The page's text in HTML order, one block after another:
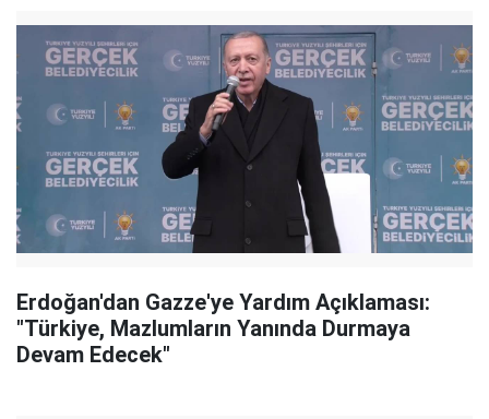
Erdoğan'dan Gazze'ye Yardım Açıklaması:
"Türkiye, Mazlumların Yanında Durmaya
Devam Edecek"